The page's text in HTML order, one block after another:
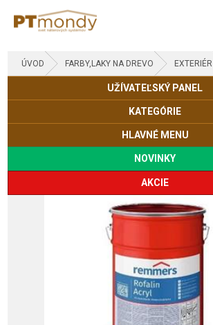
ÚVOD FARBY,LAKY NA DREVO EXTERIÉR
DREVENÉ DOMY, ZRUBYUŽÍVATEĽSKÝ PANEL
KATEGÓRIE
HLAVNÉ MENU
NOVINKY
AKCIE